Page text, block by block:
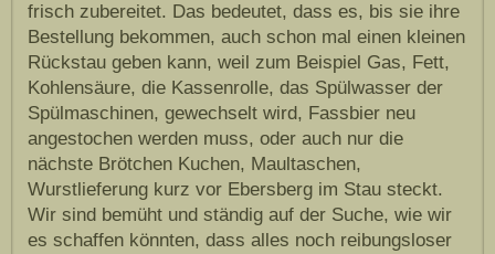
frisch zubereitet. Das bedeutet, dass es, bis sie ihre
Bestellung bekommen, auch schon mal einen kleinen
Rückstau geben kann, weil zum Beispiel Gas, Fett,
Kohlensäure, die Kassenrolle, das Spülwasser der
Spülmaschinen, gewechselt wird, Fassbier neu
angestochen werden muss, oder auch nur die
nächste Brötchen Kuchen, Maultaschen,
Wurstlieferung kurz vor Ebersberg im Stau steckt.
Wir sind bemüht und ständig auf der Suche, wie wir
es schaffen könnten, dass alles noch reibungsloser